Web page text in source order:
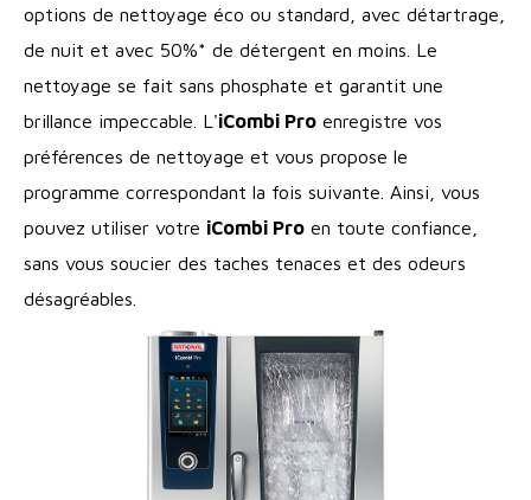
options de nettoyage éco ou standard, avec détartrage,
de nuit et avec 50%* de détergent en moins. Le
nettoyage se fait sans phosphate et garantit une
brillance impeccable. L'iCombi Proenregistre vos
préférences de nettoyage et vous propose le
programme correspondant la fois suivante. Ainsi, vous
pouvez utiliser votre iCombi Proen toute confiance,
sans vous soucier des taches tenaces et des odeurs
désagréables.